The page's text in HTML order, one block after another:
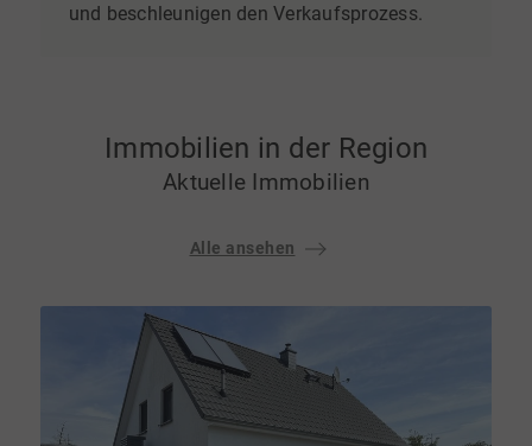
und beschleunigen den Verkaufsprozess.
Immobilien in der Region
Aktuelle Immobilien
Alle ansehen